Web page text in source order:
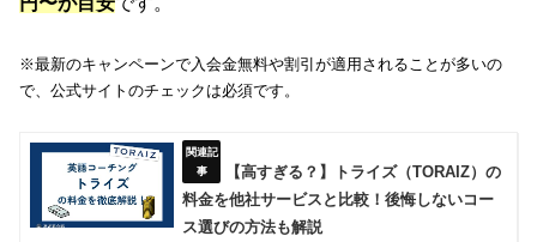
※最新のキャンペーンで入会金無料や割引が適用されることが多いの
で、公式サイトのチェックは必須です。
【高すぎる？】トライズ（TORAIZ）の
料金を他社サービスと比較！後悔しないコー
ス選びの方法も解説